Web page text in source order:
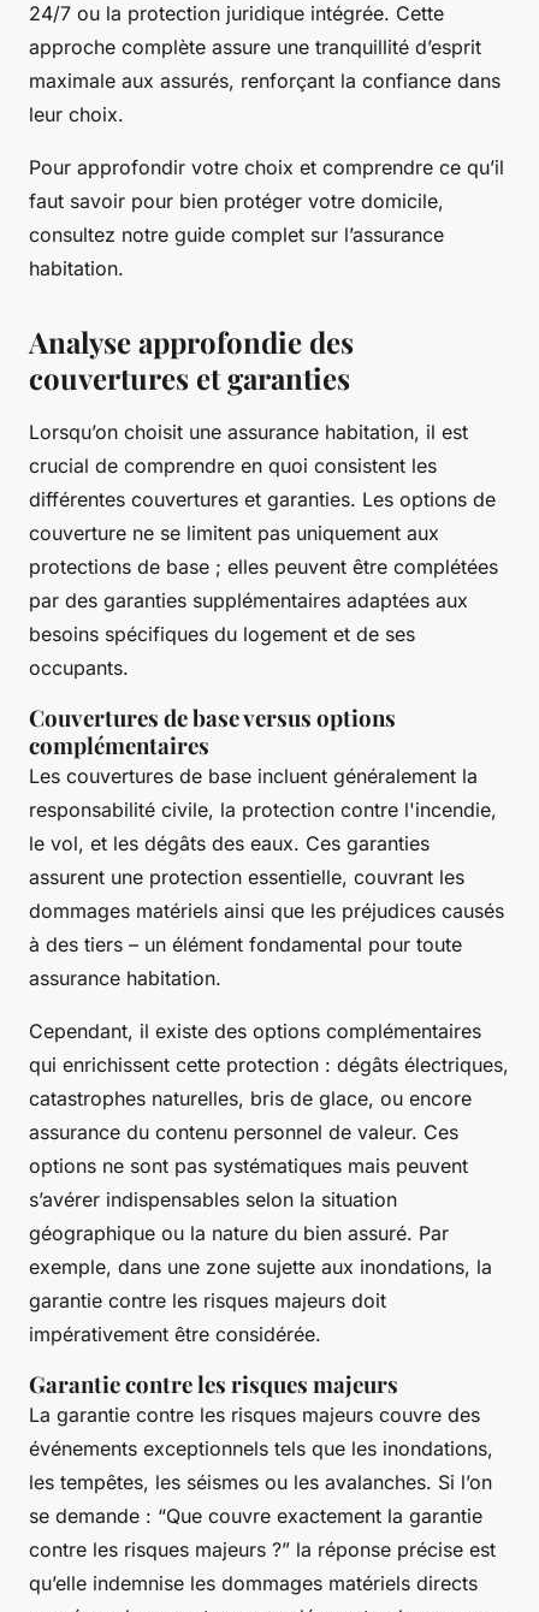
24/7 ou la protection juridique intégrée. Cette
approche complète assure une tranquillité d’esprit
maximale aux assurés, renforçant la confiance dans
leur choix.
Pour approfondir votre choix et comprendre ce qu’il
faut savoir pour bien protéger votre domicile,
consultez notre guide complet sur l’assurance
habitation.
Analyse approfondie des
couvertures et garanties
Lorsqu’on choisit une assurance habitation, il est
crucial de comprendre en quoi consistent les
différentes couvertures et garanties. Les options de
couverture ne se limitent pas uniquement aux
protections de base ; elles peuvent être complétées
par des garanties supplémentaires adaptées aux
besoins spécifiques du logement et de ses
occupants.
Couvertures de base versus options
complémentaires
Les couvertures de base incluent généralement la
responsabilité civile, la protection contre l'incendie,
le vol, et les dégâts des eaux. Ces garanties
assurent une protection essentielle, couvrant les
dommages matériels ainsi que les préjudices causés
à des tiers – un élément fondamental pour toute
assurance habitation.
Cependant, il existe des options complémentaires
qui enrichissent cette protection : dégâts électriques,
catastrophes naturelles, bris de glace, ou encore
assurance du contenu personnel de valeur. Ces
options ne sont pas systématiques mais peuvent
s’avérer indispensables selon la situation
géographique ou la nature du bien assuré. Par
exemple, dans une zone sujette aux inondations, la
garantie contre les risques majeurs doit
impérativement être considérée.
Garantie contre les risques majeurs
La garantie contre les risques majeurs couvre des
événements exceptionnels tels que les inondations,
les tempêtes, les séismes ou les avalanches. Si l’on
se demande : “Que couvre exactement la garantie
contre les risques majeurs ?” la réponse précise est
qu’elle indemnise les dommages matériels directs